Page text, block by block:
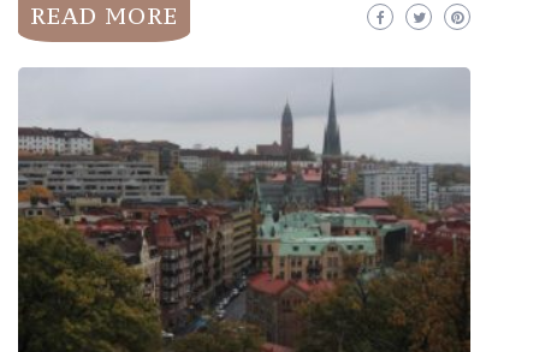
READ MORE